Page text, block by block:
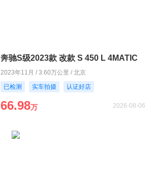
奔驰S级2023款 改款 S 450 L 4MATIC
2023年11月 / 3.60万公里 / 北京
已检测
实车拍摄 认证好店
66.98万 2026-08-06